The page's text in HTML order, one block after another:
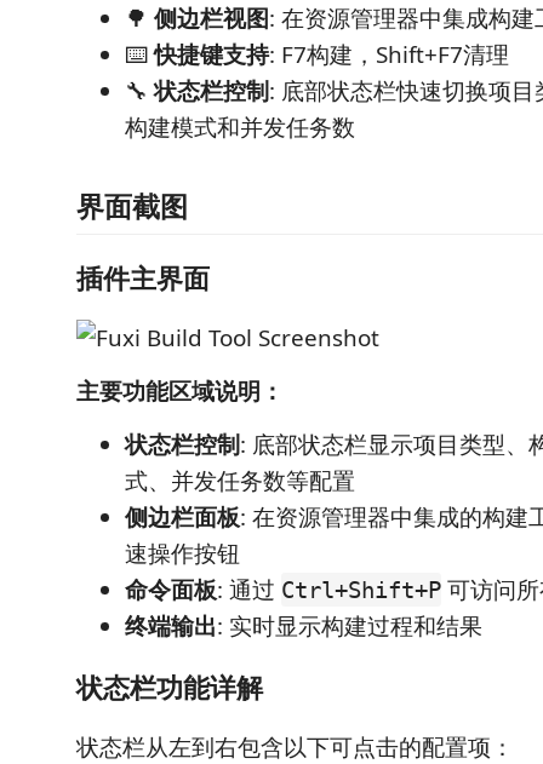
🌳 侧边栏视图: 在资源管理器中集成构建
⌨️快捷键支持: F7构建，Shift+F7清理
🔧状态栏控制: 底部状态栏快速切换项
构建模式和并发任务数
界面截图
插件主界面
主要功能区域说明：
状态栏控制: 底部状态栏显示项目类型、
式、并发任务数等配置
侧边栏面板: 在资源管理器中集成的构建
速操作按钮
命令面板: 通过 Ctrl+Shift+P 可访问
终端输出: 实时显示构建过程和结果
状态栏功能详解
状态栏从左到右包含以下可点击的配置项：